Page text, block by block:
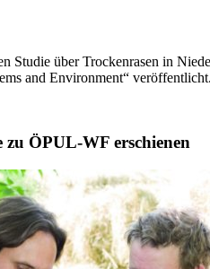
Studie über Trockenrasen in
and Environment“ veröffentlicht.
zu ÖPUL-WF erschienen